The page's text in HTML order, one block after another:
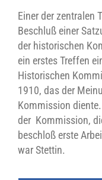
Einer der zentralen
Beschluß einer
der historischen
ein erstes Treffen
Historischen
1910, das der
Kommission
der Kommission,
beschloß erste
war Stettin.